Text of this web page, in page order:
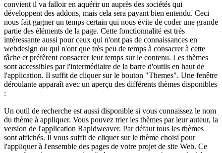
convient il va falloir en aquérir un auprès des sociétés qui
développent des addons, mais cela sera payant bien entendu. Ceci
nous fait gagner un temps certain qui nous évite de coder une grande
partie des éléments de la page. Cette fonctionnalité est très
intéressante aussi pour ceux qui n'ont pas de connaissances en
webdesign ou qui n'ont que très peu de temps à consacrer à cette
tâche et préfèrent consacrer leur temps sur le contenu. Les thèmes
sont accessibles par l'intermédiaire de la barre d'outils en haut de
l'application. Il suffit de cliquer sur le bouton "Themes". Une fenêtre
déroulante apparaît avec un aperçu des différents thèmes disponibles
:
Un outil de recherche est aussi disponible si vous connaissez le nom
du thème à appliquer. Vous pouvez trier les thèmes par leur auteur, la
version de l'application Rapidweaver. Par défaut tous les thèmes
sont affichés. Il vous suffit de cliquer sur le thème choisi pour
l'appliquer à l'ensemble des pages de votre projet de site Web. Ce